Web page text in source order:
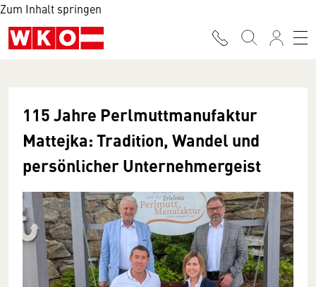
Zum Inhalt springen
115 Jahre Perlmuttmanufaktur
Mattejka: Tradition, Wandel und
persönlicher Unternehmergeist